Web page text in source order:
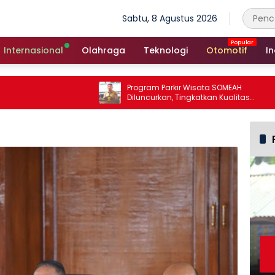
Sabtu, 8 Agustus 2026
Internasional Olahraga Teknologi Otomotif
Program Parkir Wisata SOMEAH
Diluncurkan, Tingkatkan Kualitas
Layanan Kepariwisataan